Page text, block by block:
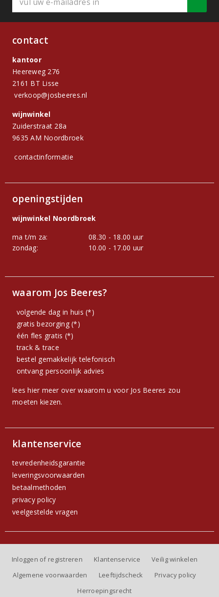
contact
kantoor
Heereweg 276
2161 BT Lisse
verkoop@josbeeres.nl
wijnwinkel
Zuiderstraat 28a
9635 AM Noordbroek
contactinformatie
openingstijden
wijnwinkel Noordbroek
ma t/m za:
08.30 - 18.00 uur
zondag:
10.00 - 17.00 uur
waarom Jos Beeres?
volgende dag in huis (*)
gratis bezorging (*)
één fles gratis (*)
track & trace
bestel gemakkelijk telefonisch
ontvang persoonlijk advies
lees hier meer over waarom u voor Jos Beeres zou
moeten kiezen.
klantenservice
tevredenheidsgarantie
leveringsvoorwaarden
betaalmethoden
privacy policy
veelgestelde vragen
Inloggen of registreren Klantenservice
Veilig winkelen
Algemene voorwaarden
Leeftijdscheck
Privacy policy
Herroepingsrecht